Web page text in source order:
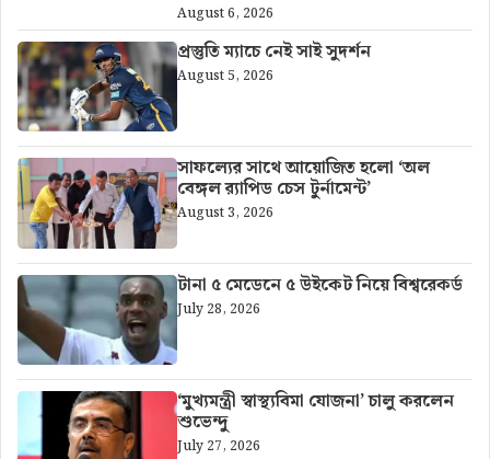
August 6, 2026
প্রস্তুতি ম্যাচে নেই সাই সুদর্শন
August 5, 2026
সাফল্যের সাথে আয়োজিত হলো ‘অল
বেঙ্গল র‍্যাপিড চেস টুর্নামেন্ট’
August 3, 2026
টানা ৫ মেডেনে ৫ উইকেট নিয়ে বিশ্বরেকর্ড
July 28, 2026
‘মুখ্যমন্ত্রী স্বাস্থ্যবিমা যোজনা’ চালু করলেন
শুভেন্দু
July 27, 2026